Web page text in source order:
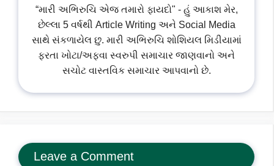
“મારી અભિરુચિ એજ તમારો ફાયદો" - હું આકાશ મેર,
છેલ્લા 5 વર્ષથી Article Writing અને Social Media
સાથે સંકળાયેલ છુ. મારી અભિરુચિ શોશિયલ મિડીયામાં
ફરતા ખોટા/અફવા સ્વરુપી સમાચાર જાણવાનો અને
સચોટ વાસ્તવિક સમાચાર આપવાનો છે.
Leave a Comment